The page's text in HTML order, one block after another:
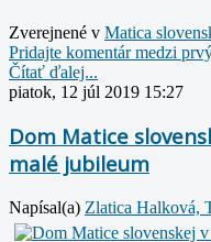
Zverejnené v Matica
Pridajte komentár medzi
Čítať ďalej...
piatok, 12 júl 2019 15:27
Dom Matice
malé jubileum
Napísal(a) Zlatica Halková,